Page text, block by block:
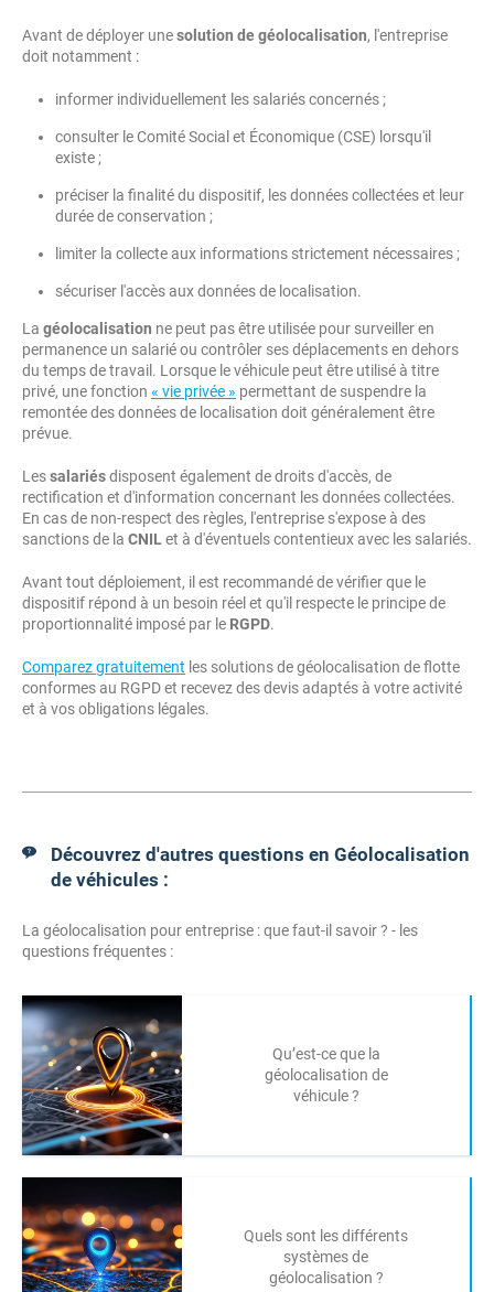
Avant de déployer unesolution de géolocalisation, l'entreprise
doit notamment :
informer individuellement les salariés concernés ;
consulter le Comité Social et Économique (CSE) lorsqu'il
existe ;
préciser la finalité du dispositif, les données collectées et leur
durée de conservation ;
limiter la collecte aux informations strictement nécessaires ;
sécuriser l'accès aux données de localisation.
La géolocalisation ne peut pas être utilisée pour surveiller en
permanence un salarié ou contrôler ses déplacements en dehors
du temps de travail. Lorsque le véhicule peut être utilisé à titre
privé, une fonction « vie privée » permettant de suspendre la
remontée des données de localisation doit généralement être
prévue.
Lessalariésdisposent également de droits d'accès, de
rectification et d'information concernant les données collectées.
En cas de non-respect des règles, l'entreprise s'expose à des
sanctions de la CNILet à d'éventuels contentieux avec les salariés.
Avant tout déploiement, il est recommandé de vérifier que le
dispositif répond à un besoin réel et qu'il respecte le principe de
proportionnalité imposé par le RGPD.
Comparez gratuitement les solutions de géolocalisation de flotte
conformes au RGPD et recevez des devis adaptés à votre activité
et à vos obligations légales.
Découvrez d'autres questions en Géolocalisation
de véhicules :
La géolocalisation pour entreprise : que faut-il savoir ? - les
questions fréquentes :
Qu’est-ce que la
géolocalisation de
véhicule ?
Quels sont les différents
systèmes de
géolocalisation ?